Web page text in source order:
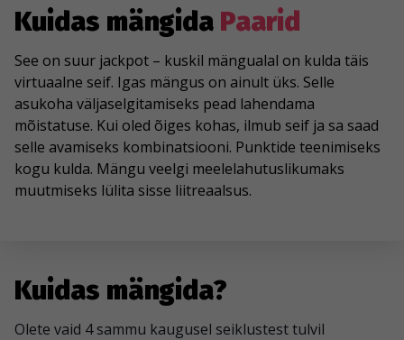
Kuidas mängida Paarid
See on suur jackpot – kuskil mängualal on kulda täis
virtuaalne seif. Igas mängus on ainult üks. Selle
asukoha väljaselgitamiseks pead lahendama
mõistatuse. Kui oled õiges kohas, ilmub seif ja sa saad
selle avamiseks kombinatsiooni. Punktide teenimiseks
kogu kulda. Mängu veelgi meelelahutuslikumaks
muutmiseks lülita sisse liitreaalsus.
Kuidas mängida?
Olete vaid 4 sammu kaugusel seiklustest tulvil